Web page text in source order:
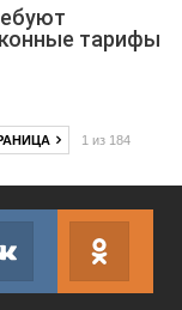
тарифы
1 из 184
on InstagramJoin us on VK